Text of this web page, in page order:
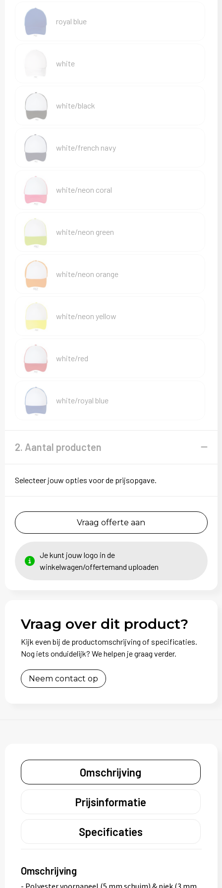
T-Shirts
royal blue
white
white/black
white/french navy
white/neon coral
white/neon green
white/neon orange
white/neon yellow
white/red
white/royal blue
2. Aantal producten
Selecteer jouw opties voor de prijsopgave.
Vraag offerte aan
Je kunt jouw logo in de
winkelwagen/offertemand uploaden
Vraag over dit product?
Kijk even bij de productomschrijving of specificaties.
Nog iets onduidelijk? We helpen je graag verder.
Neem contact op
Omschrijving
Prijsinformatie
Specificaties
Omschrijving
- Polyester voorpaneel (5 mm schuim) & piek (3 mm